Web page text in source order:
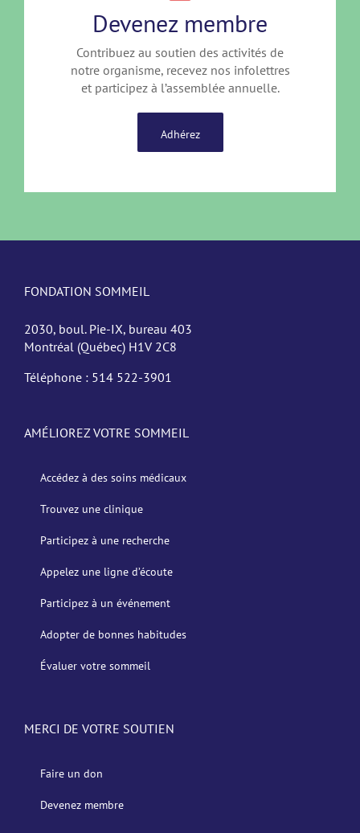
Devenez membre
Contribuez au soutien des activités de
notre organisme, recevez nos infolettres
et participez à l’assemblée annuelle.
Adhérez
FONDATION SOMMEIL
2030, boul. Pie-IX, bureau 403
Montréal (Québec) H1V 2C8
Téléphone : 514 522-3901
AMÉLIOREZ VOTRE SOMMEIL
Accédez à des soins médicaux
Trouvez une clinique
Participez à une recherche
Appelez une ligne d’écoute
Participez à un événement
Adopter de bonnes habitudes
Évaluer votre sommeil
MERCI DE VOTRE SOUTIEN
Faire un don
Devenez membre